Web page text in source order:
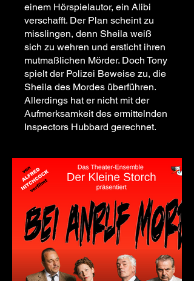
einem Hörspielautor, ein Alibi
verschafft. Der Plan scheint zu
misslingen, denn Sheila weiß
sich zu wehren und ersticht ihren
mutmaßlichen Mörder. Doch Tony
spielt der Polizei Beweise zu, die
Sheila des Mordes überführen.
Allerdings hat er nicht mit der
Aufmerksamkeit des ermittelnden
Inspectors Hubbard gerechnet.